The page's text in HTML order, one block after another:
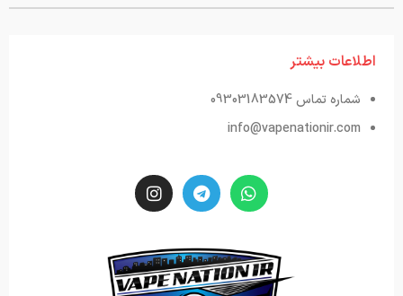
اطلاعات بیشتر
شماره تماس 09303183574
info@vapenationir.com